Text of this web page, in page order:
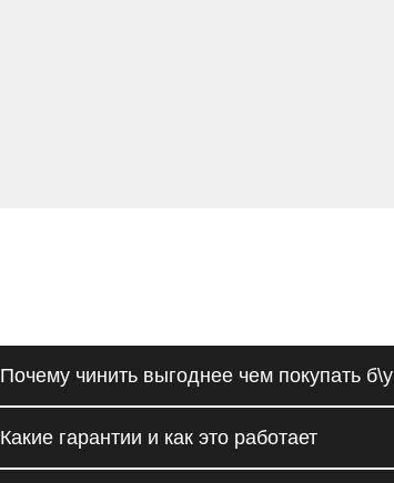
Почему чинить выгоднее чем покупать б\у
Какие гарантии и как это работает